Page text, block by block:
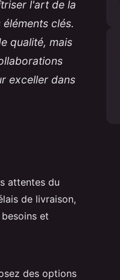
l'art de la
clés.
qualité, mais
exceller dans
attentes du
de livraison,
et
des options